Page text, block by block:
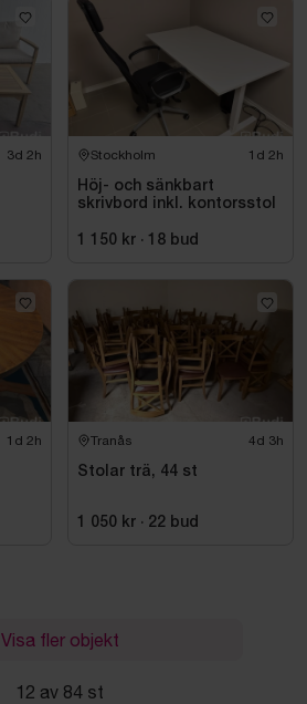
3d 2h Stockholm 1d 2h
Höj- och sänkbart
skrivbord inkl. kontorsstol
1 150 kr · 18 bud
1d 2h Tranås 4d 3h
Stolar trä, 44 st
1 050 kr · 22 bud
Visa fler objekt
12 av 84 st